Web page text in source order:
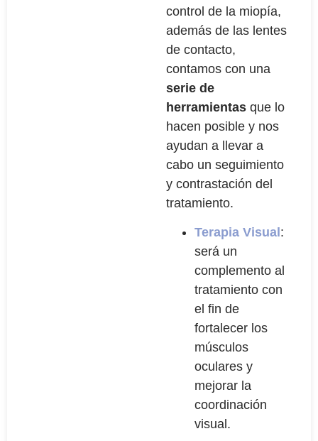
control de la miopía,
además de las lentes
de contacto,
contamos con una
serie de
herramientas que lo
hacen posible y nos
ayudan a llevar a
cabo un seguimiento
y contrastación del
tratamiento.
Terapia Visual :
será un
complemento al
tratamiento con
el fin de
fortalecer los
músculos
oculares y
mejorar la
coordinación
visual.